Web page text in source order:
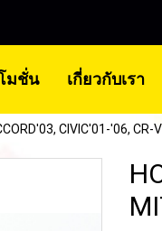
มชั่น เกี่ยวกับเรา
CIVIC'01-'06, CR-